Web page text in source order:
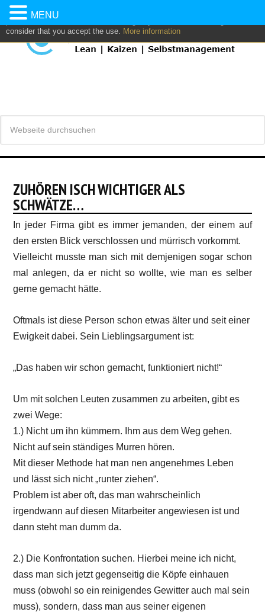
This website uses own and/or third parties cookies to: analyze,
personalize content and/or advertising. If you continue browsing, we
consider that you accept the use. More information
ZUHÖREN ISCH WICHTIGER ALS
SCHWÄTZE…
In jeder Firma gibt es immer jemanden, der einem auf
den ersten Blick verschlossen und mürrisch vorkommt.
Vielleicht musste man sich mit demjenigen sogar schon
mal anlegen, da er nicht so wollte, wie man es selber
gerne gemacht hätte.
Oftmals ist diese Person schon etwas älter und seit einer
Ewigkeit dabei. Sein Lieblingsargument ist:
„Das haben wir schon gemacht, funktioniert nicht!“
Um mit solchen Leuten zusammen zu arbeiten, gibt es
zwei Wege:
1.) Nicht um ihn kümmern. Ihm aus dem Weg gehen.
Nicht auf sein ständiges Murren hören.
Mit dieser Methode hat man nen angenehmes Leben
und lässt sich nicht „runter ziehen“.
Problem ist aber oft, das man wahrscheinlich
irgendwann auf diesen Mitarbeiter angewiesen ist und
dann steht man dumm da.
2.) Die Konfrontation suchen. Hierbei meine ich nicht,
dass man sich jetzt gegenseitig die Köpfe einhauen
muss (obwohl so ein reinigendes Gewitter auch mal sein
muss), sondern, dass man aus seiner eigenen
MENU